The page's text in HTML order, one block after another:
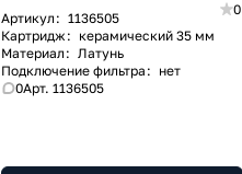
0
0Арт. 1136505
Артикул : 1136505
Картридж : керамический 35 мм
Материал : Латунь
Подключение фильтра : нет